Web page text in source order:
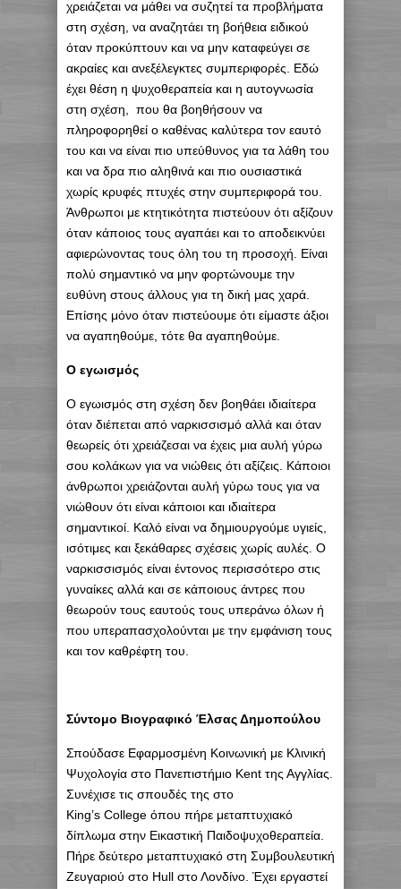
χρειάζεται να μάθει να συζητεί τα προβλήματα
στη σχέση, να αναζητάει τη βοήθεια ειδικού
όταν προκύπτουν και να μην καταφεύγει σε
ακραίες και ανεξέλεγκτες συμπεριφορές. Εδώ
έχει θέση η ψυχοθεραπεία και η αυτογνωσία
στη σχέση, που θα βοηθήσουν να
πληροφορηθεί ο καθένας καλύτερα τον εαυτό
του και να είναι πιο υπεύθυνος για τα λάθη του
και να δρα πιο αληθινά και πιο ουσιαστικά
χωρίς κρυφές πτυχές στην συμπεριφορά του.
Άνθρωποι με κτητικότητα πιστεύουν ότι αξίζουν
όταν κάποιος τους αγαπάει και το αποδεικνύει
αφιερώνοντας τους όλη του τη προσοχή. Είναι
πολύ σημαντικό να μην φορτώνουμε την
ευθύνη στους άλλους για τη δική μας χαρά.
Επίσης μόνο όταν πιστεύουμε ότι είμαστε άξιοι
να αγαπηθούμε, τότε θα αγαπηθούμε.
Ο εγωισμός
Ο εγωισμός στη σχέση δεν βοηθάει ιδιαίτερα
όταν διέπεται από ναρκισσισμό αλλά και όταν
θεωρείς ότι χρειάζεσαι να έχεις μια αυλή γύρω
σου κολάκων για να νιώθεις ότι αξίζεις. Κάποιοι
άνθρωποι χρειάζονται αυλή γύρω τους για να
νιώθουν ότι είναι κάποιοι και ιδιαίτερα
σημαντικοί. Καλό είναι να δημιουργούμε υγιείς,
ισότιμες και ξεκάθαρες σχέσεις χωρίς αυλές. Ο
ναρκισσισμός είναι έντονος περισσότερο στις
γυναίκες αλλά και σε κάποιους άντρες που
θεωρούν τους εαυτούς τους υπεράνω όλων ή
που υπεραπασχολούνται με την εμφάνιση τους
και τον καθρέφτη του.
Σύντομο Βιογραφικό Έλσας Δημοπούλου
Σπούδασε Εφαρμοσμένη Κοινωνική με Κλινική
Ψυχολογία στο Πανεπιστήμιο Κent της Αγγλίας.
Συνέχισε τις σπουδές της στο
Κing’s College όπου πήρε μεταπτυχιακό
δίπλωμα στην Εικαστική Παιδοψυχοθεραπεία.
Πήρε δεύτερο μεταπτυχιακό στη Συμβουλευτική
Ζευγαριού στο Hull στο Λονδίνο. Έχει εργαστεί